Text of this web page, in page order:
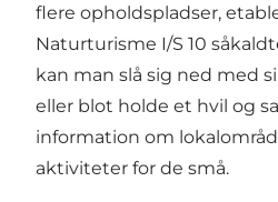
flere opholdspladser,
Naturturisme I/S 10
kan man slå sig ned med
eller blot holde et hvil og
information om
aktiviteter for de små.